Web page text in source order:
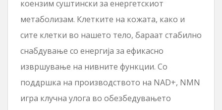
коензим суштински за енергетскиот
метаболизам. Клетките на кожата, како и
сите клетки во нашето тело, бараат стабилно
снабдување со енергија за ефикасно
извршување на нивните функции. Со
поддршка на производството на NAD+, NMN
игра клучна улога во обезбедувањето